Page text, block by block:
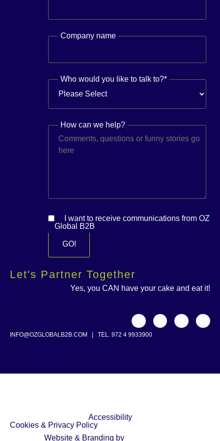
Let's Partner Together
Yes, you CAN have your cake and eat it!
INFO@OZGLOBALB2B.COM TEL. 972 4 9933900
Company name
Who would you like to talk to?*
How can we help?
I want to receive communications from OZ
Global B2B
Accessibility
Cookies & Privacy Policy
Website & Branding by